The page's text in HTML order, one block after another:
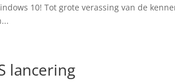
10! Tot grote verassing van de
lancering